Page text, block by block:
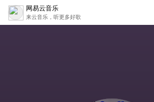
网易云音乐
来云音乐，听更多好歌